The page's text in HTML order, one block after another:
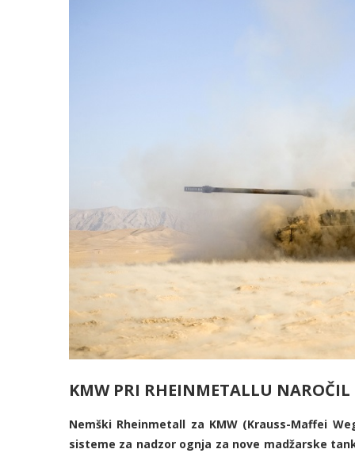
KMW PRI RHEINMETALLU
Nemški Rheinmetall za KMW (Krauss-Maffei
sisteme za nadzor ognja za nove madžarske